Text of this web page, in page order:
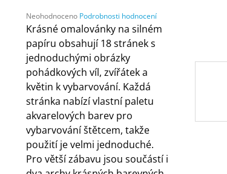
Průměrné
hodnocení
produktu
je
0,0
z
5
hvězdiček.
Neohodnoceno Podrobnosti hodnocení
Krásné omalovánky na silném
papíru obsahují 18 stránek s
jednoduchými obrázky
pohádkových víl, zvířátek a
květin k vybarvování. Každá
stránka nabízí vlastní paletu
akvarelových barev pro
vybarvování štětcem, takže
použití je velmi jednoduché.
Pro větší zábavu jsou součástí i